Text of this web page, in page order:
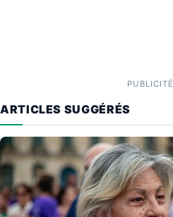
PUBLICITÉ
ARTICLES SUGGÉRÉS